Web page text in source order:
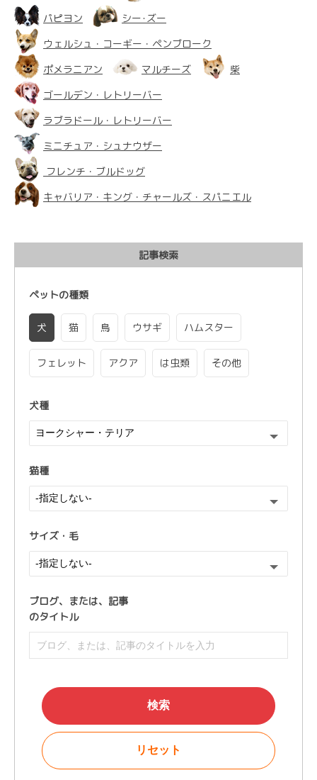
パピヨン
シー･ズー
ウェルシュ・コーギー・ペンブローク
ポメラニアン
マルチーズ
柴
ゴールデン・レトリーバー
ラブラドール・レトリーバー
ミニチュア・シュナウザー
フレンチ・ブルドッグ
キャバリア・キング・チャールズ・スパニエル
記事検索
ペットの種類
犬 猫 鳥 ウサギ ハムスター
フェレット アクア は虫類 その他
犬種
猫種
サイズ・毛
ブログ、または、 記事
のタイトル